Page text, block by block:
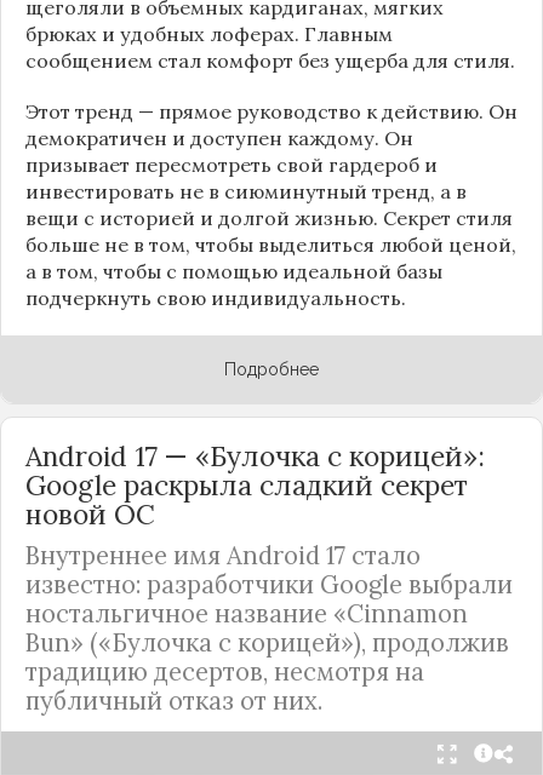
щеголяли в объемных кардиганах, мягких
брюках и удобных лоферах. Главным
сообщением стал комфорт без ущерба для стиля.
Этот тренд — прямое руководство к действию. Он
демократичен и доступен каждому. Он
призывает пересмотреть свой гардероб и
инвестировать не в сиюминутный тренд, а в
вещи с историей и долгой жизнью. Секрет стиля
больше не в том, чтобы выделиться любой ценой,
а в том, чтобы с помощью идеальной базы
подчеркнуть свою индивидуальность.
Подробнее
Android 17 — «Булочка с корицей»:
Google раскрыла сладкий секрет
новой ОС
Внутреннее имя Android 17 стало
известно: разработчики Google выбрали
ностальгичное название «Cinnamon
Bun» («Булочка с корицей»), продолжив
традицию десертов, несмотря на
публичный отказ от них.